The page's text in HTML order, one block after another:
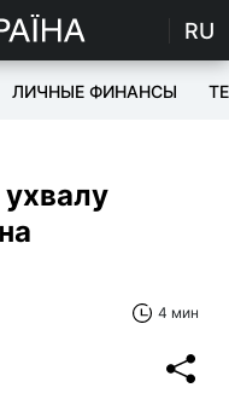
RU
ЛИЧНЫЕ ФИНАНСЫ
4 мин